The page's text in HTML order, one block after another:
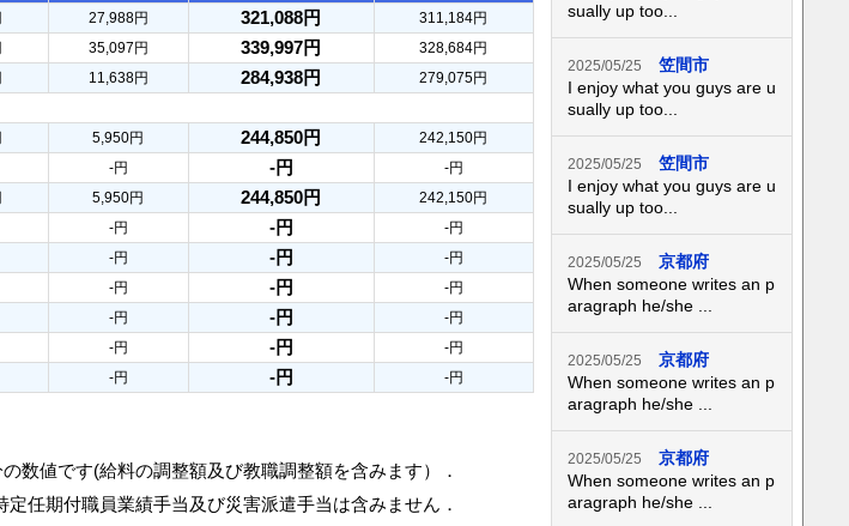
27,988円 321,088円 311,184円
35,097円 339,997円 328,684円
11,638円 284,938円 279,075円
5,950円 244,850円
242,150円
-円 -円
-円
5,950円 244,850円
242,150円
-円 -円
-円
-円 -円
-円
-円 -円
-円
-円 -円
-円
-円 -円
-円
-円 -円 -円
数値です(給料の調整額及び教職調整額を含みます）．
任期付職員業績手当及び災害派遣手当は含みません．
sually up too...
2025/05/25
笠間市
I enjoy what you guys are u
sually up too...
2025/05/25
笠間市
I enjoy what you guys are u
sually up too...
2025/05/25
京都府
When someone writes an p
aragraph he/she ...
2025/05/25
京都府
When someone writes an p
aragraph he/she ...
2025/05/25
京都府
When someone writes an p
aragraph he/she ...